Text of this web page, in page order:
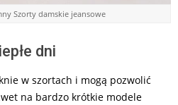
Szorty damskie jeansowe
dni
w szortach i mogą pozwolić
na bardzo krótkie modele